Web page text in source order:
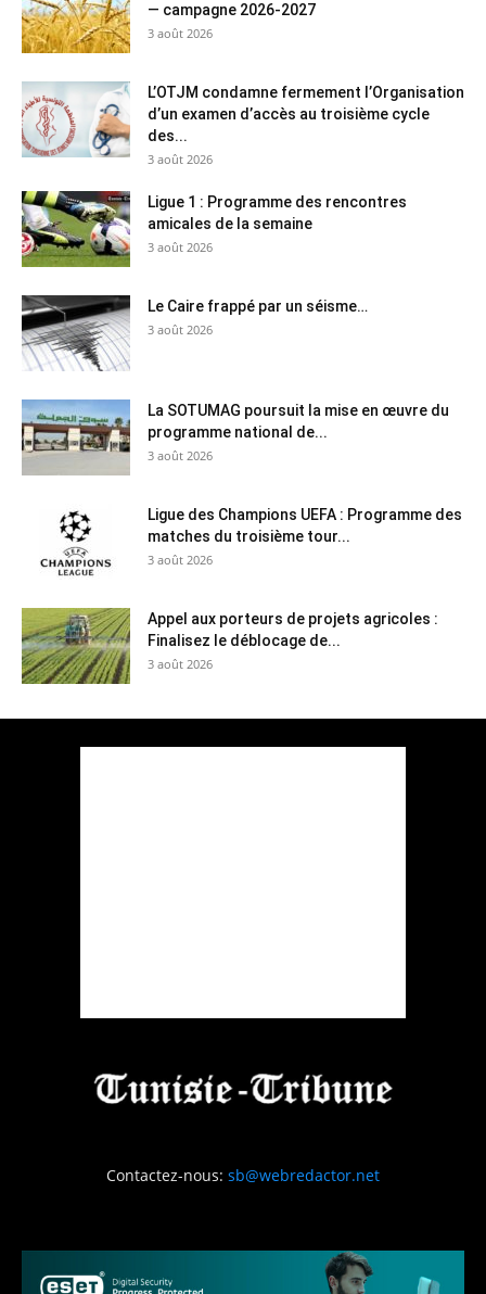
— campagne 2026-2027
3 août 2026
L’OTJM condamne fermement l’Organisation
d’un examen d’accès au troisième cycle
des...
3 août 2026
Ligue 1 : Programme des rencontres
amicales de la semaine
3 août 2026
Le Caire frappé par un séisme…
3 août 2026
La SOTUMAG poursuit la mise en œuvre du
programme national de...
3 août 2026
Ligue des Champions UEFA : Programme des
matches du troisième tour...
3 août 2026
Appel aux porteurs de projets agricoles :
Finalisez le déblocage de...
3 août 2026
Contactez-nous: sb@webredactor.net